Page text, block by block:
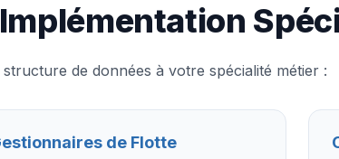
de données à votre spécialité métier :
de Flotte